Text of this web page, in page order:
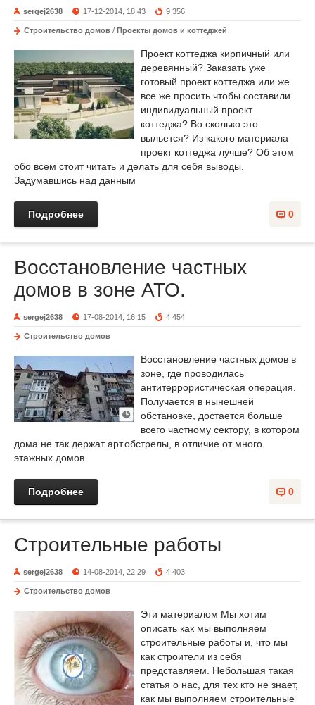
sergej2638 17-12-2014, 18:43 9 356
Строительство домов / Проекты домов и коттеджей
Проект коттеджа кирпичный или
деревянный? Заказать уже
готовый проект коттеджа или же
все же просить чтобы составили
индивидуальный проект
коттеджа? Во сколько это
выльется? Из какого материала
проект коттеджа лучше? Об этом
обо всем стоит читать и делать для себя выводы.
Задумавшись над данным
0
Подробнее
Восстановление частных
домов в зоне АТО.
sergej2638 17-08-2014, 16:15 4 454
Строительство домов
Восcтановление частных домов в
зоне, где проводилась
антитеррористическая операция.
Получается в нынешней
обстановке, достается больше
всего частному сектору, в котором
дома не так держат арт.обстрелы, в отличие от много
этажных домов.
0
Подробнее
Строительные работы
sergej2638 14-08-2014, 22:29 4 403
Строительство домов
Эти материалом Мы хотим
описать как мы выполняем
строительные работы и, что мы
как строители из себя
представляем. Небольшая такая
статья о нас, для тех кто не знает,
как мы выполняем строительные